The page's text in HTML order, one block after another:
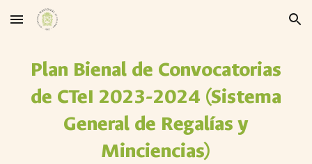
Skip to main content Skip to navigation
Plan Bienal de Convocatorias
de CTeI 2023-2024 (Sistema
General de Regalías y
Minciencias)